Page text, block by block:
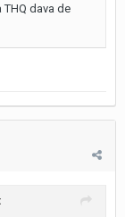
dava de